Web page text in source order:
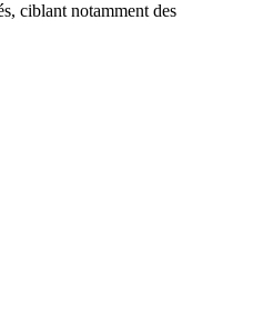
ciblant notamment des